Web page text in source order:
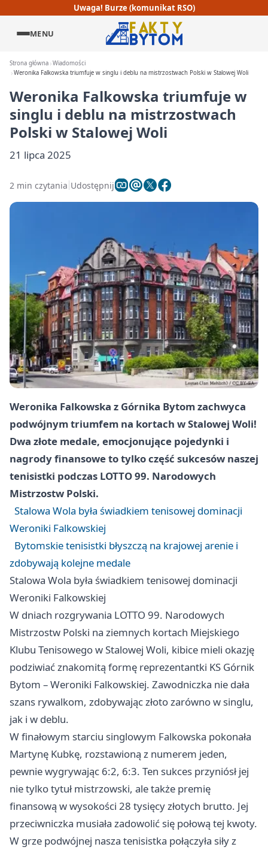
Uwaga! Burze (komunikat RSO)
MENU
Strona główna Wiadomości
Weronika Falkowska triumfuje w singlu i deblu na mistrzostwach Polski w Stalowej Woli
Weronika Falkowska triumfuje w
singlu i deblu na mistrzostwach
Polski w Stalowej Woli
21 lipca 2025
2 min czytania Udostępnij
Weronika Falkowska z Górnika Bytom zachwyca
podwójnym triumfem na kortach w Stalowej Woli!
Dwa złote medale, emocjonujące pojedynki i
nagrody finansowe to tylko część sukcesów naszej
tenisistki podczas LOTTO 99. Narodowych
Mistrzostw Polski.
Stalowa Wola była świadkiem tenisowej dominacji
Weroniki Falkowskiej
Bytomskie tenisistki błyszczą na krajowej arenie i
zdobywają kolejne medale
Stalowa Wola była świadkiem tenisowej dominacji
Weroniki Falkowskiej
W dniach rozgrywania LOTTO 99. Narodowych
Mistrzostw Polski na ziemnych kortach Miejskiego
Klubu Tenisowego w Stalowej Woli, kibice mieli okazję
podziwiać znakomitą formę reprezentantki KS Górnik
Bytom – Weroniki Falkowskiej. Zawodniczka nie dała
szans rywalkom, zdobywając złoto zarówno w singlu,
jak i w deblu.
W finałowym starciu singlowym Falkowska pokonała
Martynę Kubkę, rozstawioną z numerem jeden,
pewnie wygrywając 6:2, 6:3. Ten sukces przyniósł jej
nie tylko tytuł mistrzowski, ale także premię
finansową w wysokości 28 tysięcy złotych brutto. Jej
przeciwniczka musiała zadowolić się połową tej kwoty.
W grze podwójnej nasza tenisistka połączyła siły z